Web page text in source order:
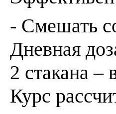
- Смешать
Дневная
2 стакана –
Курс